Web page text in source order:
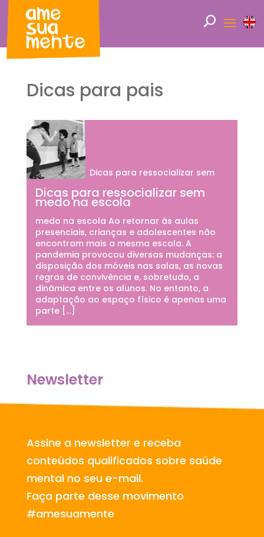
Dicas para pais
Dicas para ressocializar sem
medo na escola
Dicas para ressocializar sem
medo na escola Ao retornar às aulas
presenciais, crianças e adolescentes não
encontram mais a mesma escola. A
pandemia provocou diversas mudanças: a
disposição dos móveis nas salas, as novas
regras de convivência e, sobretudo, a
dinâmica entre os alunos. No entanto, a
adaptação ao espaço físico é apenas uma
parte […]
Newsletter
Assine a newsletter e receba
conteúdos qualificados sobre saúde
mental no seu e-mail.
Faça parte desse movimento
#amesuamente